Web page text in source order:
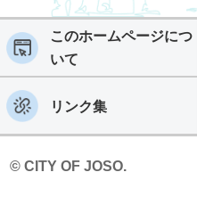
このホームページにつ
いて
リンク集
© CITY OF JOSO.